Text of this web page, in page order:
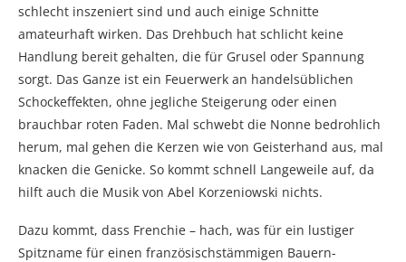
schlecht inszeniert sind und auch einige Schnitte
amateurhaft wirken. Das Drehbuch hat schlicht keine
Handlung bereit gehalten, die für Grusel oder Spannung
sorgt. Das Ganze ist ein Feuerwerk an handelsüblichen
Schockeffekten, ohne jegliche Steigerung oder einen
brauchbar roten Faden. Mal schwebt die Nonne bedrohlich
herum, mal gehen die Kerzen wie von Geisterhand aus, mal
knacken die Genicke. So kommt schnell Langeweile auf, da
hilft auch die Musik von Abel Korzeniowski nichts.
Dazu kommt, dass Frenchie – hach, was für ein lustiger
Spitzname für einen französischstämmigen Bauern-